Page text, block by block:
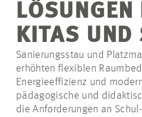
LÖSUNGEN
KITAS UND
Sanierungsstau und
erhöhten flexiblen
Energieeffizienz und
pädagogische und
die Anforderungen an